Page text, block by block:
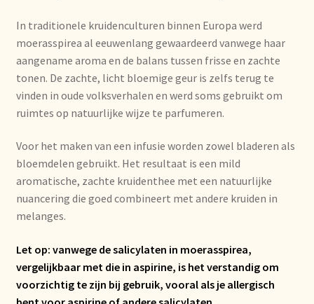
Liste de prix actuelle
Marca personal
Meertaligheid
Mehrsprachigkeit
Mentions légales
Mijn Favorieten
In traditionele kruidenculturen binnen Europa werd
moerasspirea al eeuwenlang gewaardeerd vanwege haar
aangename aroma en de balans tussen frisse en zachte
tonen. De zachte, licht bloemige geur is zelfs terug te
vinden in oude volksverhalen en werd soms gebruikt om
ruimtes op natuurlijke wijze te parfumeren.
Voor het maken van een infusie worden zowel bladeren als
bloemdelen gebruikt. Het resultaat is een mild
aromatische, zachte kruidenthee met een natuurlijke
nuancering die goed combineert met andere kruiden in
melanges.
Let op: vanwege de salicylaten in moerasspirea,
vergelijkbaar met die in aspirine, is het verstandig om
voorzichtig te zijn bij gebruik, vooral als je allergisch